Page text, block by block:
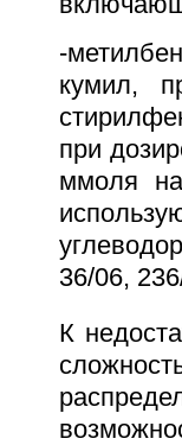
-
кумил,
при
ммоля
36/06,
К